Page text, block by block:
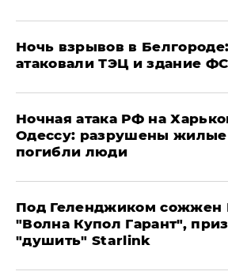
​Ночь взрывов в
атаковали ТЭЦ и здание
​Ночная атака РФ на
Одессу: разрушены
погибли люди
Под Геленджиком сожжен
"Волна Купол Гарант",
"душить" Starlink